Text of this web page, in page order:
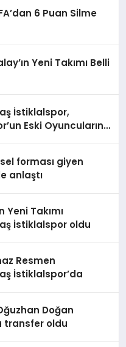
6 Puan Silme
Yeni Takımı Belli
İstiklalspor,
Eski Oyuncularını
forması giyen
anlaştı
Yeni Takımı
İstiklalspor oldu
Resmen
İstiklalspor’da
Doğan
transfer oldu